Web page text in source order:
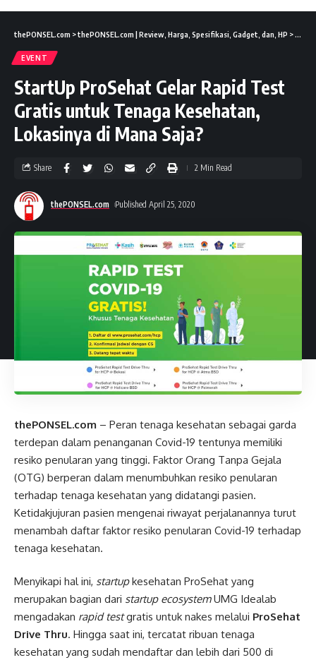
thePONSEL.com >thePONSEL.com | Review, Harga, Spesifikasi, Gadget, dan, HP > Event
EVENT
StartUp ProSehat Gelar Rapid Test
Gratis untuk Tenaga Kesehatan,
Lokasinya di Mana Saja?
thePONSEL.com Published April 25, 2020
Share 2 Min Read
thePONSEL.com – Peran tenaga kesehatan sebagai garda
terdepan dalam penanganan Covid-19 tentunya memiliki
resiko penularan yang tinggi. Faktor Orang Tanpa Gejala
(OTG) berperan dalam menumbuhkan resiko penularan
terhadap tenaga kesehatan yang didatangi pasien.
Ketidakjujuran pasien mengenai riwayat perjalanannya turut
menambah daftar faktor resiko penularan Covid-19 terhadap
tenaga kesehatan.
Menyikapi hal ini, startupkesehatan ProSehat yang
merupakan bagian dari startup ecosystemUMG Idealab
mengadakan rapid testgratis untuk nakes melalui ProSehat
Drive Thru. Hingga saat ini, tercatat ribuan tenaga
kesehatan yang sudah mendaftar dan lebih dari 500 di